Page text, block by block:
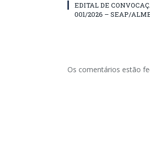
EDITAL DE
001/2026 – SEAP/
Os comentários estão